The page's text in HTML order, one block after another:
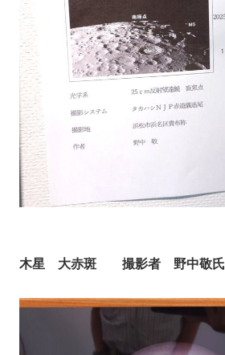
木星 大赤斑 撮影者 野中敬氏